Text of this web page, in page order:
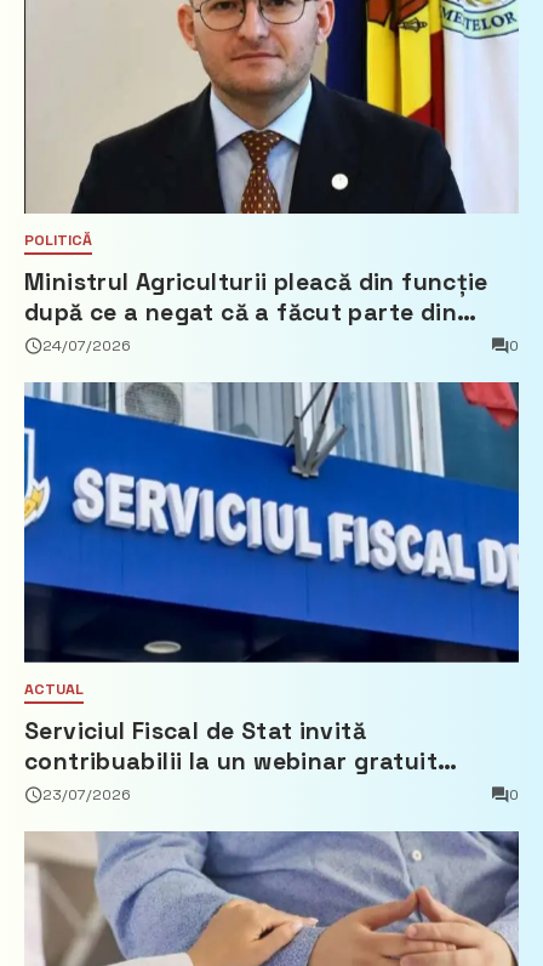
POLITICĂ
Ministrul Agriculturii pleacă din funcție
după ce a negat că a făcut parte din
Partidul Democrat
24/07/2026 0
ACTUAL
Serviciul Fiscal de Stat invită
contribuabilii la un webinar gratuit
privind calculul impozitului pe bunurile
23/07/2026 0